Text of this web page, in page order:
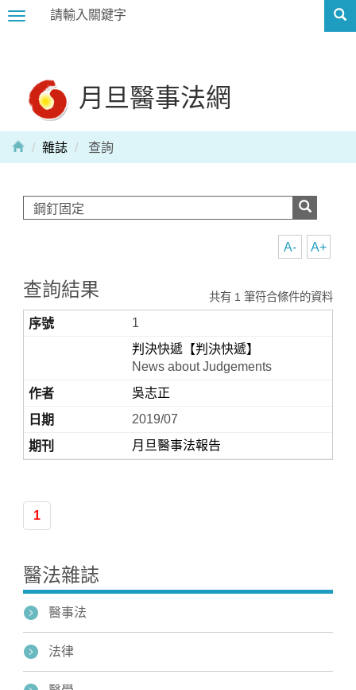
Toggle
月旦醫事法網
雜誌 查詢
A+
A-
查詢結果 共有 1 筆符合條件的資料
1
判決快遞【判決快遞】
News about Judgements
吳志正
2019/07
月旦醫事法報告
1
醫法雜誌
醫事法
法律